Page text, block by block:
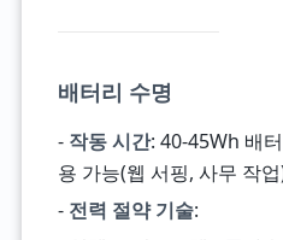
배터리 수명
- 작동 시간: 40-45Wh 배
용 가능(웹 서핑, 사무 작
- 전력 절약 기술: